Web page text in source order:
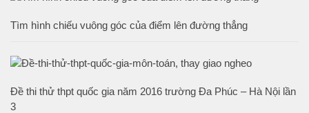
Tìm hình chiếu vuông góc của điểm lên đường thẳng
Đề thi thử thpt quốc gia năm 2016 trường Đa Phúc – Hà Nội lần
3